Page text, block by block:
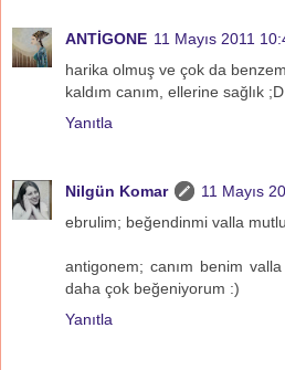
ANTİGONE 11 Mayıs 2011
harika olmuş ve çok da
kaldım canım, ellerine sağlık ;D
Yanıtla
Nilgün Komar
11 Mayıs
ebrulim; beğendinmi valla mutlu
antigonem; canım benim
daha çok beğeniyorum :)
Yanıtla